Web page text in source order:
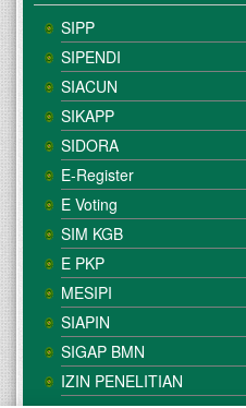
SIPP
SIPENDI
SIACUN
SIKAPP
SIDORA
E-Register
E Voting
SIM KGB
E PKP
MESIPI
SIAPIN
SIGAP BMN
IZIN PENELITIAN